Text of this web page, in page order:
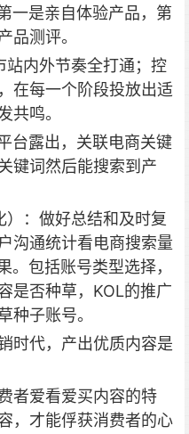
一是亲自体验产品，第
品测评。
站内外节奏全打通；控
在每一个阶段投放出适
共鸣。
台露出，关联电商关键
键词然后能搜索到产
）：做好总结和及时复
沟通统计看电商搜索量
。包括账号类型选择，
是否种草，KOL的推广
种子账号。
时代，产出优质内容是
者爱看爱买内容的特
，才能俘获消费者的心